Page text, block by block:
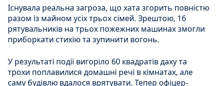
Існувала реальна загроза, що хата згорить повністю
разом із майном усіх трьох сімей. Зрештою, 16
рятувальників на трьох пожежних машинах змогли
приборкати стихію та зупинити вогонь.
У результаті події вигоріло 60 квадратів даху та
трохи поплавилися домашні речі в кімнатах, але
саму будівлю вдалося врятувати. Тепер офіцер-